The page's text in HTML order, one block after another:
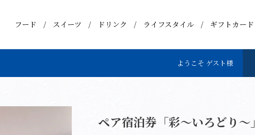
フード スイーツ ドリンク ライフスタイル ギフトカード
ようこそ ゲスト様
ペア宿泊券「彩～いろどり～」